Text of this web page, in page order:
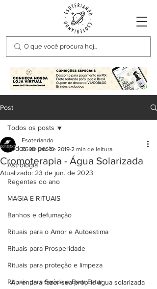
Post
Todos os posts
Astrologia
Regentes do ano
MAGIA E RITUAIS
Banhos e defumação
Rituais para o Amor e Autoestima
Rituais para Prosperidade
Rituais para proteção e limpeza
Rituais para Saúde e Bem Estar
Todos os posts
Cromoterapia - Água Solarizada
Esoteriando
26 de jan. de 2019 2 min de leitura
Atualizado: 23 de jun. de 2023
Aprenda a fazer sua própria água solarizada